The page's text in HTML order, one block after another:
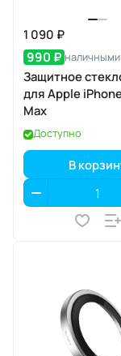
1 090 ₽
990 ₽ наличными
Защитное
для Apple
Max
Доступно
В